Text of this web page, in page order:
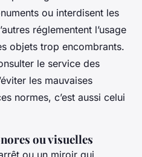
ou interdisent les
réglementent l’usage
objets trop encombrants.
le service des
les mauvaises
normes, c’est aussi celui
ou visuelles
ou un miroir qui